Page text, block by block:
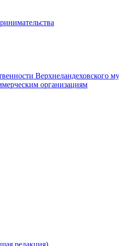
Верхнеландеховского
организациям
редакция)